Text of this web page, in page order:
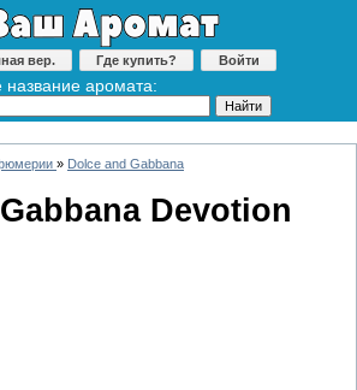
вер. Где купить? Войти
название аромата:
» Dolce and Gabbana
Devotion